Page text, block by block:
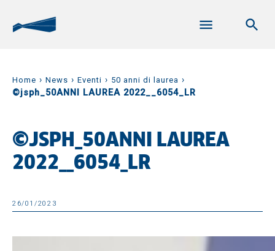
Home › News › Eventi › 50 anni di laurea ›
©jsph_50ANNI LAUREA 2022__6054_LR
©JSPH_50ANNI LAUREA
2022__6054_LR
26/01/2023